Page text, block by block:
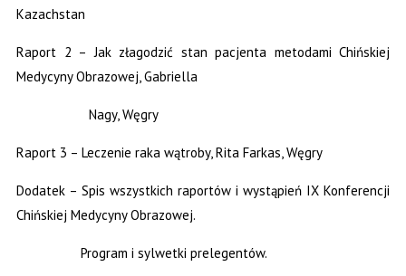
Kazachstan
Raport 2 – Jak złagodzić stan pacjenta metodami Chińskiej
Medycyny Obrazowej,Gabriella
Nagy, Węgry
Raport 3 – Leczenie raka wątroby,Rita Farkas, Węgry
Dodatek – Spis wszystkich raportów i wystąpień IX Konferencji
Chińskiej Medycyny Obrazowej.
Program i sylwetki prelegentów.